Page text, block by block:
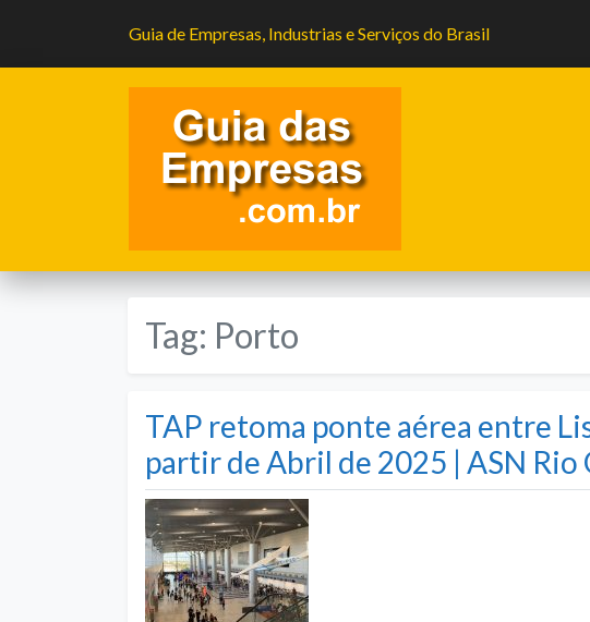
Guia de Empresas, Industrias e Serviços do Brasil
Tag: Porto
TAP retoma ponte aérea entre
partir de Abril de 2025 | ASN Rio